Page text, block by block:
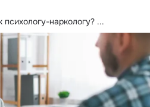
психологу-наркологу? ...